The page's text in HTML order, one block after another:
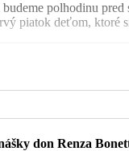
polhodinu
piatok deťom, ktoré
štvrtok dopoludnia.
sviatosť zmierenia v
don Renza